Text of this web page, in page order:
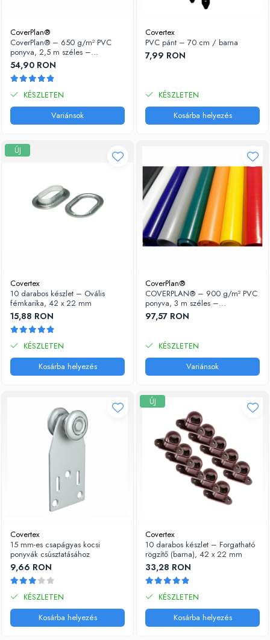
CoverPlan®
CoverPlan® – 650 g/m² PVC
ponyva, 2,5 m széles –
ponyvákhoz, napellenzőkhöz,
teherautókhoz és utánfutókhoz
54,90 RON
KÉSZLETEN
Variánsok
Covertex
PVC pánt – 70 cm / barna
7,99 RON
KÉSZLETEN
Kosárba helyezés
ÚJ
Covertex
10 darabos készlet – Ovális
fémkarika, 42 x 22 mm
15,88 RON
KÉSZLETEN
Kosárba helyezés
CoverPlan®
COVERPLAN® – 900 g/m² PVC
ponyva, 3 m széles –
teherautókhoz, kamionokhoz,
sátrakhoz
97,57 RON
KÉSZLETEN
Variánsok
Covertex
15 mm-es csapágyas kocsi
ponyvák csúsztatásához
9,66 RON
KÉSZLETEN
Kosárba helyezés
ÚJ
Covertex
10 darabos készlet – Forgatható
rögzítő (barna), 42 x 22 mm
33,28 RON
KÉSZLETEN
Kosárba helyezés